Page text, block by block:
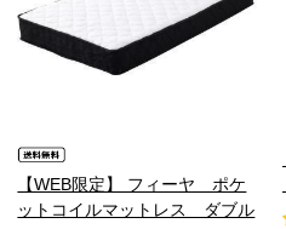
【WEB限定】 フィーヤ ポケ
ットコイルマットレス ダブル